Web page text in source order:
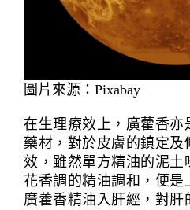
圖片來源：Pixabay
在生理療效上，廣藿香亦
藥材，對於皮膚的鎮定
效，雖然單方精油的泥土
花香調的精油調和，便是
廣藿香精油入肝經，對